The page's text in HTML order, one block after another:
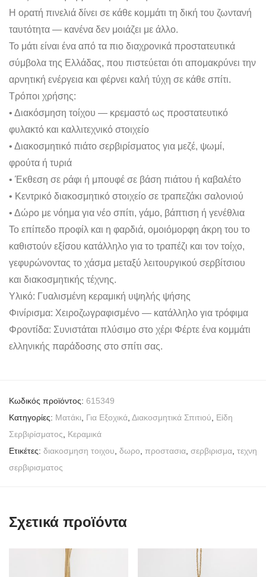
Η ορατή πινελιά δίνει σε κάθε κομμάτι τη δική του ζωντανή
ταυτότητα — κανένα δεν μοιάζει με άλλο.
Το μάτι είναι ένα από τα πιο διαχρονικά προστατευτικά
σύμβολα της Ελλάδας, που πιστεύεται ότι απομακρύνει την
αρνητική ενέργεια και φέρνει καλή τύχη σε κάθε σπίτι.
Τρόποι χρήσης:
• Διακόσμηση τοίχου — κρεμαστό ως προστατευτικό
φυλακτό και καλλιτεχνικό στοιχείο
• Διακοσμητικό πιάτο σερβιρίσματος για μεζέ, ψωμί,
φρούτα ή τυριά
• Έκθεση σε ράφι ή μπουφέ σε βάση πιάτου ή καβαλέτο
• Κεντρικό διακοσμητικό στοιχείο σε τραπεζάκι σαλονιού
• Δώρο με νόημα για νέο σπίτι, γάμο, βάπτιση ή γενέθλια
Το επίπεδο προφίλ και η φαρδιά, ομοιόμορφη άκρη του το
καθιστούν εξίσου κατάλληλο για το τραπέζι και τον τοίχο,
γεφυρώνοντας το χάσμα μεταξύ λειτουργικού σερβίτσιου
και διακοσμητικής τέχνης.
Υλικό: Γυαλισμένη κεραμική υψηλής ψήσης
Φινίρισμα: Χειροζωγραφισμένο — κατάλληλο για τρόφιμα
Φροντίδα: Συνιστάται πλύσιμο στο χέρι Φέρτε ένα κομμάτι
ελληνικής παράδοσης στο σπίτι σας.
Κωδικός προϊόντος: 615349
Κατηγορίες: Mατάκι Για Εξοχικά Διακοσμητικά Σπιτιού
Είδη
Σερβιρίσματος
Κεραμικά
Ετικέτες: διακοσμηση τοιχου δωρο προστασια σερβιρισμα τεχνη
σερβιρισματος
Σχετικά προϊόντα